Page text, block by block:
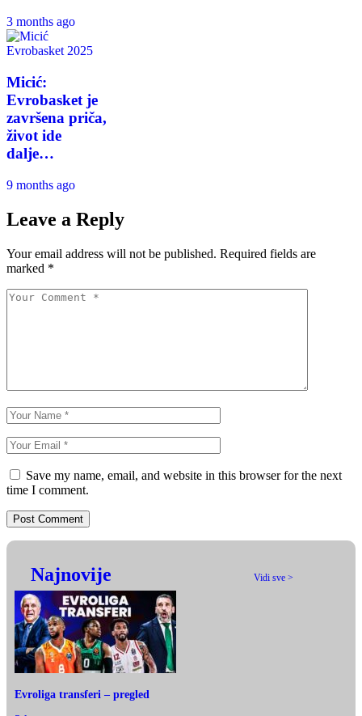
3 months ago
Evrobasket 2025
Micić:
Evrobasket je
završena priča,
život ide
dalje…
9 months ago
Leave a Reply
Your email address will not be published. Required fields are
marked *
Save my name, email, and website in this browser for the next
time I comment.
Najnovije Vidi sve >
Evroliga transferi – pregled